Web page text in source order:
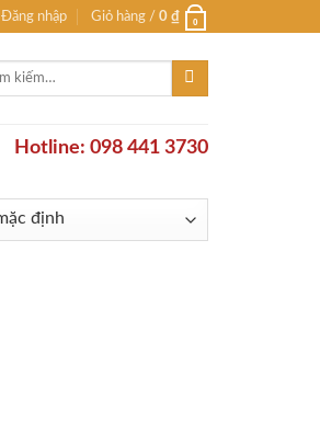
Đăng nhập Giỏ hàng / 0 ₫ 0
Hotline: 098 441 3730